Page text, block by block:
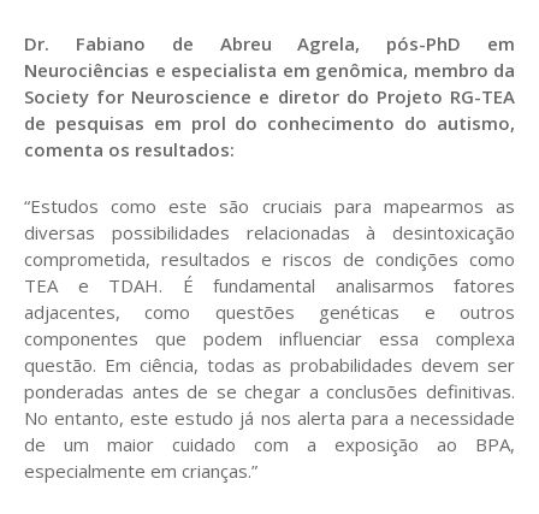
Dr. Fabiano de Abreu Agrela, pós-PhD em
Neurociências e especialista em genômica, membro da
Society for Neuroscience e diretor do Projeto RG-TEA
de pesquisas em prol do conhecimento do autismo,
comenta os resultados:
“Estudos como este são cruciais para mapearmos as
diversas possibilidades relacionadas à desintoxicação
comprometida, resultados e riscos de condições como
TEA e TDAH. É fundamental analisarmos fatores
adjacentes, como questões genéticas e outros
componentes que podem influenciar essa complexa
questão. Em ciência, todas as probabilidades devem ser
ponderadas antes de se chegar a conclusões definitivas.
No entanto, este estudo já nos alerta para a necessidade
de um maior cuidado com a exposição ao BPA,
especialmente em crianças.”